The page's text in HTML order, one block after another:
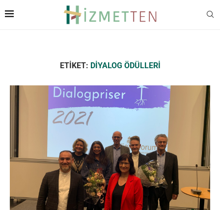
ETIKET: DIYALOG ÖDÜLLERI